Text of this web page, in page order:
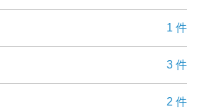
1 件
3 件
2 件